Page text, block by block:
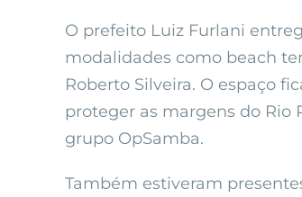
O prefeito Luiz Furlani
modalidades como beach
Roberto Silveira. O espaço
proteger as margens do Rio
grupo OpSamba.
Também estiveram